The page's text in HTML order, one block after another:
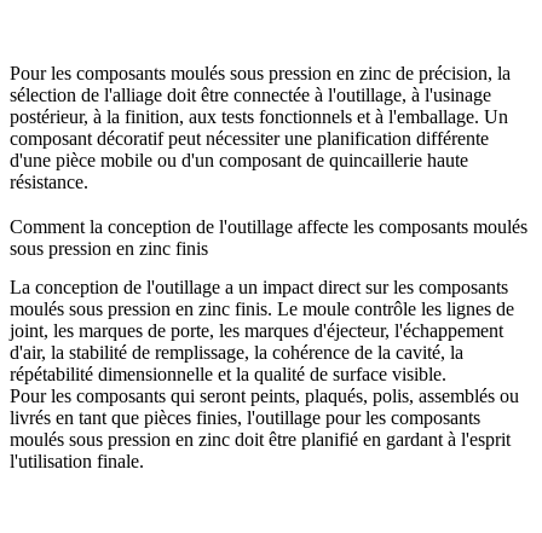
Pour les composants moulés sous pression en zinc de précision, la
sélection de l'alliage doit être connectée à l'outillage, à l'usinage
postérieur, à la finition, aux tests fonctionnels et à l'emballage. Un
composant décoratif peut nécessiter une planification différente
d'une pièce mobile ou d'un composant de quincaillerie haute
résistance.
Comment la conception de l'outillage affecte les composants moulés
sous pression en zinc finis
La conception de l'outillage a un impact direct sur les composants
moulés sous pression en zinc finis. Le moule contrôle les lignes de
joint, les marques de porte, les marques d'éjecteur, l'échappement
d'air, la stabilité de remplissage, la cohérence de la cavité, la
répétabilité dimensionnelle et la qualité de surface visible.
Pour les composants qui seront peints, plaqués, polis, assemblés ou
livrés en tant que pièces finies, l'outillage pour les composants
moulés sous pression en zinc doit être planifié en gardant à l'esprit
l'utilisation finale.